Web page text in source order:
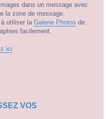
dans un message avec
la zone de message.
à utiliser la Galerie Photos de
facilement.
ici
VOS